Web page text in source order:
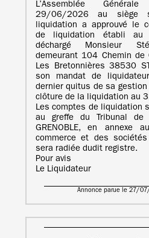
L’Assemblée
29/06/2026 au siège
liquidation a approuvé le
de liquidation établi au
déchargé Monsieur
demeurant 104 Chemin de
Les Bretonnières 38530
son mandat de
dernier quitus de sa gestion
clôture de la liquidation au
Les comptes de liquidation
au greffe du Tribunal de
GRENOBLE, en annexe
commerce et des
sera radiée dudit registre.
Pour avis
Le Liquidateur
Annonce parue le 27/